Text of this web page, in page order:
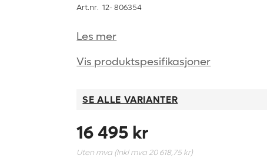
Art.nr. 12-806354
Les mer
Vis produktspesifikasjoner
SE ALLE VARIANTER
16 495 kr
Uten mva (Inkl mva 20 618,75 kr)